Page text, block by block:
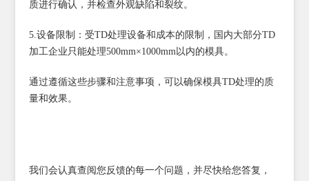
质进行确认，并检查外观缺陷和裂纹。
5.设备限制：受TD处理设备和成本的限制，国内大部分TD
加工企业只能处理500mm×1000mm以内的模具。
通过遵循这些步骤和注意事项，可以确保模具TD处理的质
量和效果。
我们会认真查阅您反馈的每一个问题，并尽快给您答复，